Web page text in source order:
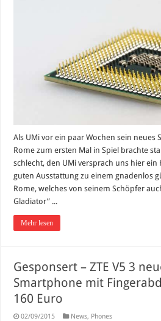
Als UMi vor ein paar Wochen sein neues
Rome zum ersten Mal in Spiel brachte
schlecht, den UMi versprach uns hier
guten Ausstattung zu einem gnadenlos
Rome, welches von seinem Schöpfer
Gladiator” ...
Mehr lesen
Gesponsert – ZTE V5 3
Smartphone mit
160 Euro
02/09/2015 News, Phones